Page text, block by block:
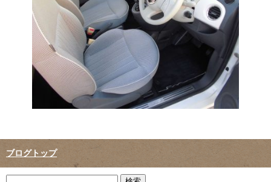
ブログトップ